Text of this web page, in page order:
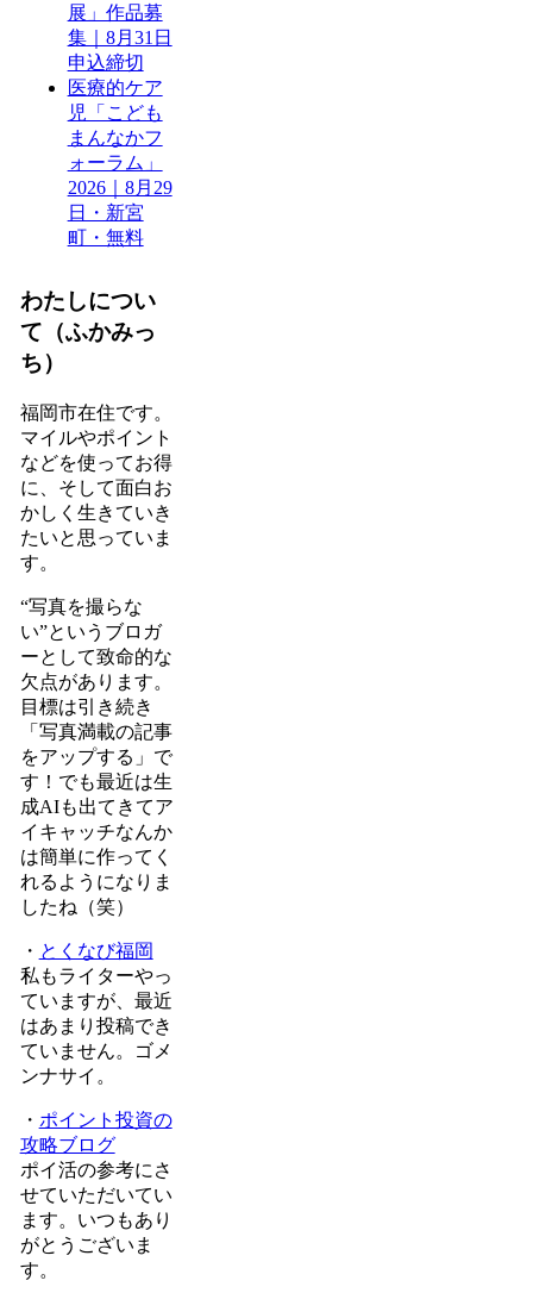
展」作品募
集｜8月31日
申込締切
医療的ケア
児「こども
まんなかフ
ォーラム」
2026｜8月29
日・新宮
町・無料
わたしについ
て（ふかみっ
ち）
福岡市在住です。
マイルやポイント
などを使ってお得
に、そして面白お
かしく生きていき
たいと思っていま
す。
“写真を撮らな
い”というブロガ
ーとして致命的な
欠点があります。
目標は引き続き
「写真満載の記事
をアップする」で
す！でも最近は生
成AIも出てきてア
イキャッチなんか
は簡単に作ってく
れるようになりま
したね（笑）
・ とくなび福岡
私もライターやっ
ていますが、最近
はあまり投稿でき
ていません。ゴメ
ンナサイ。
・ ポイント投資の
攻略ブログ
ポイ活の参考にさ
せていただいてい
ます。いつもあり
がとうございま
す。